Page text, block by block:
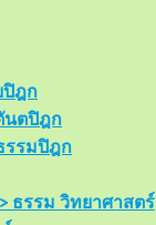
ฎก
นตปิฎก
รรมปิฎก
ธรรม วิทยาศาสตร์